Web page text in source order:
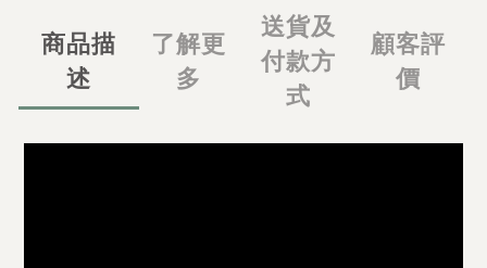
商品描
述
了解更
多
送貨及
付款方
式
顧客評
價